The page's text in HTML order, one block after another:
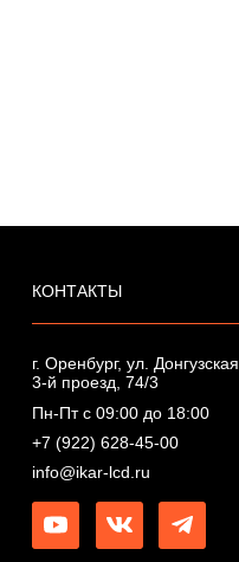
КОНТАКТЫ
info@ikar-lcd.ru
+7 (922) 628-45-00
Пн-Пт с 09:00 до 18:00
г. Оренбург, ул. Донгузская,
3-й проезд, 74/3